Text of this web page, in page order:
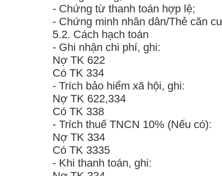
- Chứng từ thanh toán hợp lệ;
- Chứng minh nhân dân/Thẻ căn
5.2. Cách hạch toán
- Ghi nhận chi phí, ghi:
Nợ TK 622
Có TK 334
- Trích bảo hiểm xã hội, ghi:
Nợ TK 622,334
Có TK 338
- Trích thuế TNCN 10% (Nếu có):
Nợ TK 334
Có TK 3335
- Khi thanh toán, ghi: